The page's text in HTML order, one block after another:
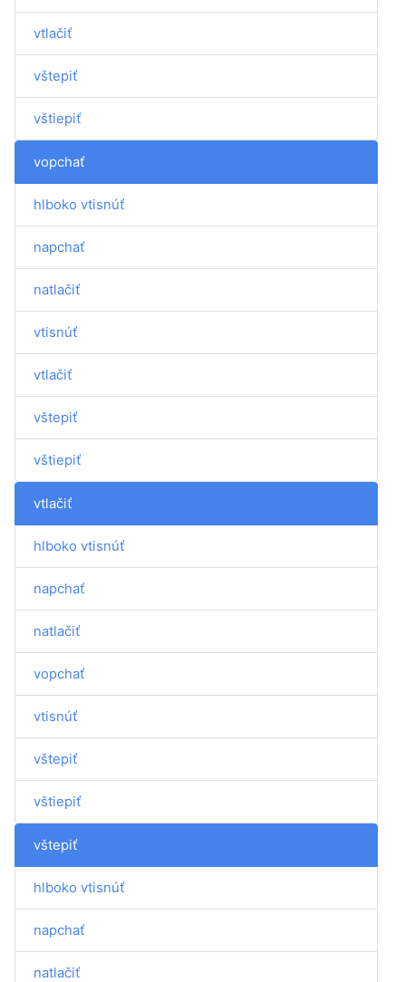
vtlačiť
vštepiť
vštiepiť
vopchať
hlboko vtisnúť
napchať
natlačiť
vtisnúť
vtlačiť
vštepiť
vštiepiť
vtlačiť
hlboko vtisnúť
napchať
natlačiť
vopchať
vtisnúť
vštepiť
vštiepiť
vštepiť
hlboko vtisnúť
napchať
natlačiť